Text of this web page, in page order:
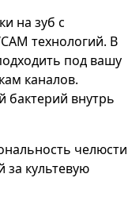
на зуб с
CAM технологий. В
под вашу
каналов.
бактерий внутрь
челюсти
за культевую